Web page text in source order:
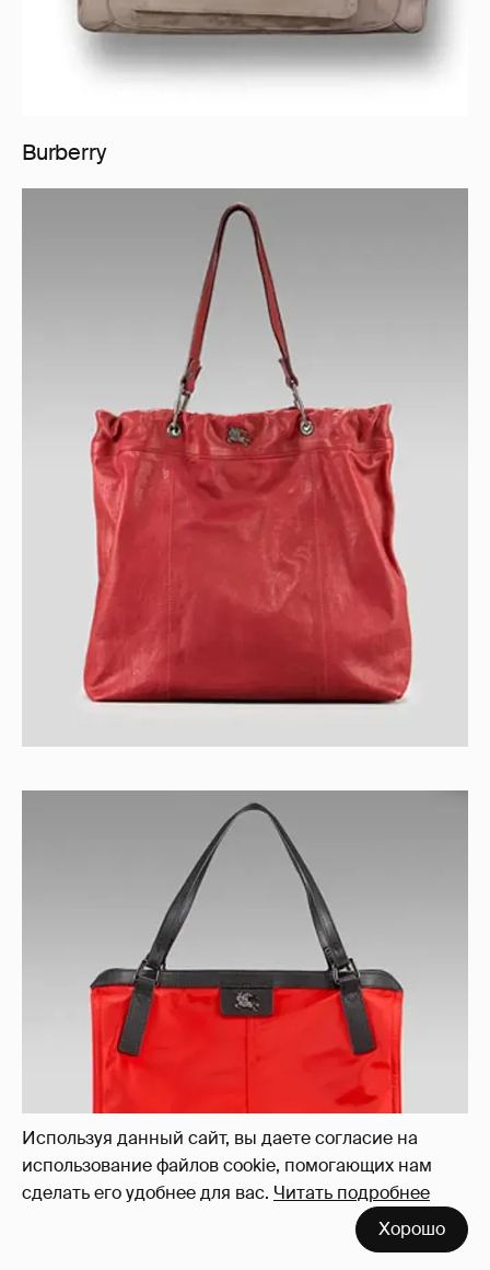
Используя данный сайт, вы даете согласие на
использование файлов cookie, помогающих нам
сделать его удобнее для вас. Читать подробнее
Хорошо
Burberry